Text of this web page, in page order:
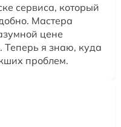
сервиса, который
Мастера
цене
Теперь я знаю, куда
проблем.